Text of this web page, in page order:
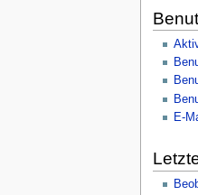
E-